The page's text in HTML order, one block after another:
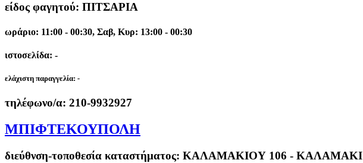
είδος φαγητού: ΠΙΤΣΑΡΙΑ
ωράριο: 11:00 - 00:30, Σαβ, Κυρ: 13:00 - 00:30
ιστοσελίδα: -
ελάχιστη παραγγελία: -
τηλέφωνο/α: 210-9932927
MΠΙΦΤΕΚΟΥΠΟΛΗ
διεύθνση-τοποθεσία καταστήματος: ΚΑΛΑΜΑΚΙΟΥ 106 - ΚΑΛΑΜΑΚΙ